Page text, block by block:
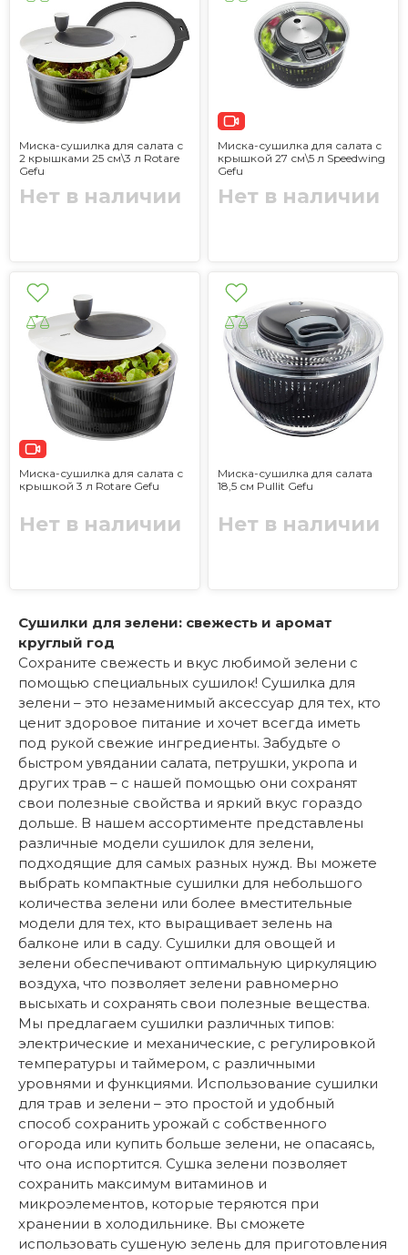
Миска-сушилка для салата с
2 крышками 25 см\3 л Rotare
Gefu
Нет в наличии
Миска-сушилка для салата с
крышкой 27 см\5 л Speedwing
Gefu
Нет в наличии
Миска-сушилка для салата с
крышкой 3 л Rotare Gefu
Нет в наличии
Миска-сушилка для салата
18,5 см Pullit Gefu
Нет в наличии
Сушилки для зелени: свежесть и аромат
круглый год
Сохраните свежесть и вкус любимой зелени с
помощью специальных сушилок! Сушилка для
зелени – это незаменимый аксессуар для тех, кто
ценит здоровое питание и хочет всегда иметь
под рукой свежие ингредиенты. Забудьте о
быстром увядании салата, петрушки, укропа и
других трав – с нашей помощью они сохранят
свои полезные свойства и яркий вкус гораздо
дольше. В нашем ассортименте представлены
различные модели сушилок для зелени,
подходящие для самых разных нужд. Вы можете
выбрать компактные сушилки для небольшого
количества зелени или более вместительные
модели для тех, кто выращивает зелень на
балконе или в саду. Сушилки для овощей и
зелени обеспечивают оптимальную циркуляцию
воздуха, что позволяет зелени равномерно
высыхать и сохранять свои полезные вещества.
Мы предлагаем сушилки различных типов:
электрические и механические, с регулировкой
температуры и таймером, с различными
уровнями и функциями. Использование сушилки
для трав и зелени – это простой и удобный
способ сохранить урожай с собственного
огорода или купить больше зелени, не опасаясь,
что она испортится. Сушка зелени позволяет
сохранить максимум витаминов и
микроэлементов, которые теряются при
хранении в холодильнике. Вы сможете
использовать сушеную зелень для приготовления